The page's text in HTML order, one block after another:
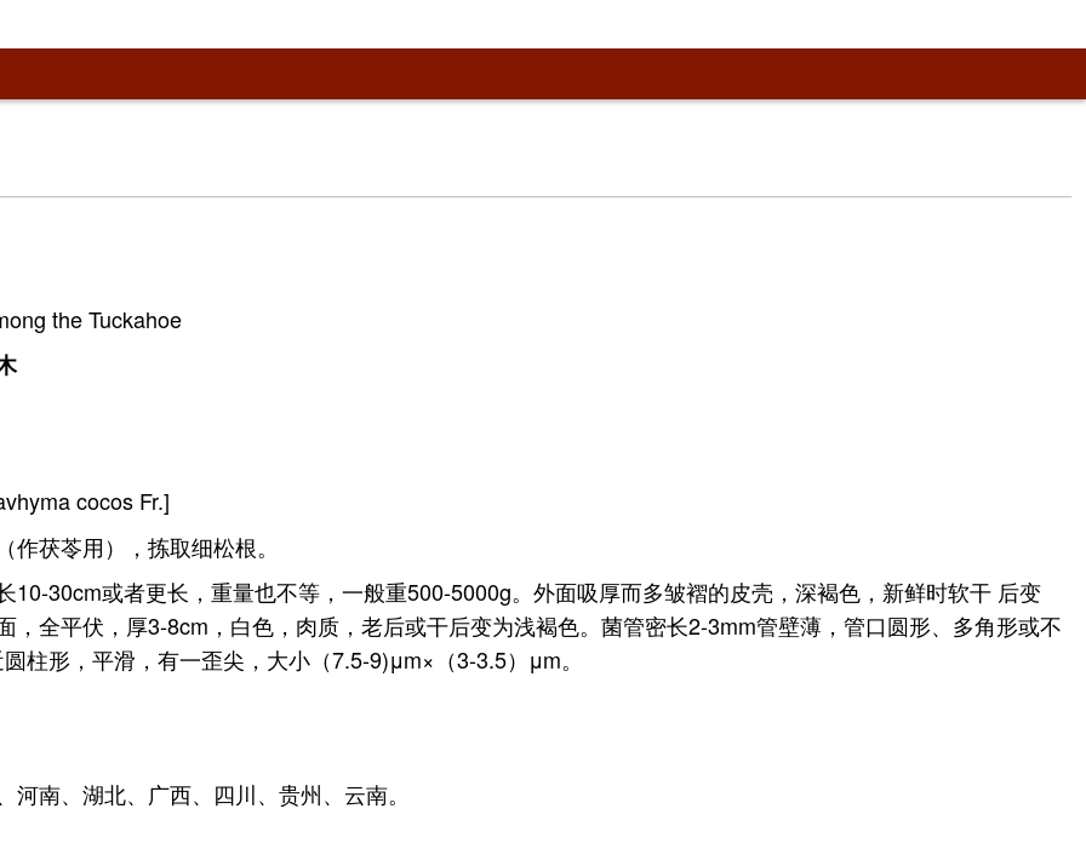
the Tuckahoe
cocos Fr.]
茯苓用），拣取细松根。
30cm或者更长，重量也不等，一般重500-5000g。外面吸厚而多皱褶的皮壳，深褐色，新鲜时软干 后变
全平伏，厚3-8cm，白色，肉质，老后或干后变为浅褐色。菌管密长2-3mm管壁薄，管口圆形、多角形或不
柱形，平滑，有一歪尖，大小（7.5-9)μm×（3-3.5）μm。
南、湖北、广西、四川、贵州、云南。